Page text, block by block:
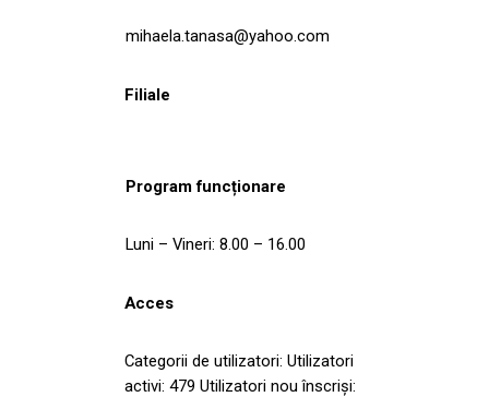
mihaela.tanasa@yahoo.com
Filiale
Program funcționare
Luni – Vineri: 8.00 – 16.00
Acces
Categorii de utilizatori: Utilizatori
activi: 479 Utilizatori nou înscriși: